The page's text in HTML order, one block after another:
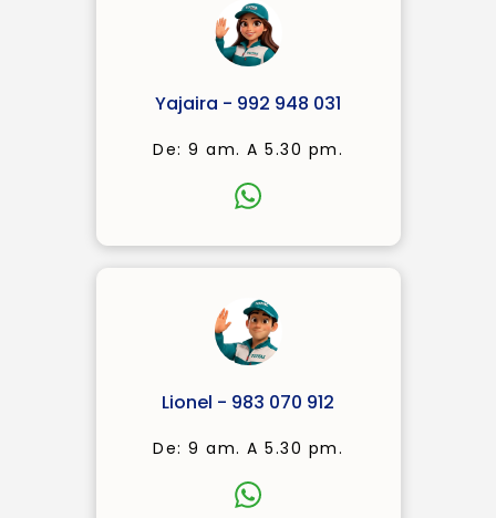
Yajaira - 992 948 031
De: 9 am. A 5.30 pm.
Lionel - 983 070 912
De: 9 am. A 5.30 pm.